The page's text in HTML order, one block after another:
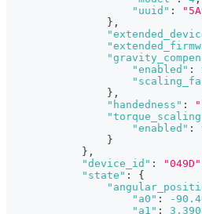
"uuid" :
} ,
"enabled" :
} ,
"handedness" :
"enabled" :
}
} ,
"device_id" : "049D"
"state" :
{
"a0" : -
"a1" :